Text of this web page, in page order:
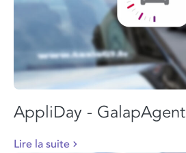
AppliDay - GalapAgent
Lire la suite